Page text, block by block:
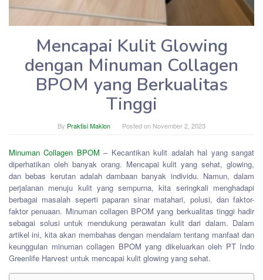
Mencapai Kulit Glowing
dengan Minuman Collagen
BPOM yang Berkualitas
Tinggi
By Praktisi Maklon Posted on November 2, 2023
Minuman Collagen BPOM – Kecantikan kulit adalah hal yang sangat
diperhatikan oleh banyak orang. Mencapai kulit yang sehat, glowing,
dan bebas kerutan adalah dambaan banyak individu. Namun, dalam
perjalanan menuju kulit yang sempurna, kita seringkali menghadapi
berbagai masalah seperti paparan sinar matahari, polusi, dan faktor-
faktor penuaan. Minuman collagen BPOM yang berkualitas tinggi hadir
sebagai solusi untuk mendukung perawatan kulit dari dalam. Dalam
artikel ini, kita akan membahas dengan mendalam tentang manfaat dan
keunggulan minuman collagen BPOM yang dikeluarkan oleh PT Indo
Greenlife Harvest untuk mencapai kulit glowing yang sehat.